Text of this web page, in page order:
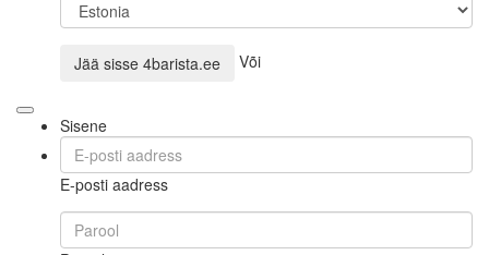
Jää sisse 4barista.ee Või
Sisene
E-posti aadress